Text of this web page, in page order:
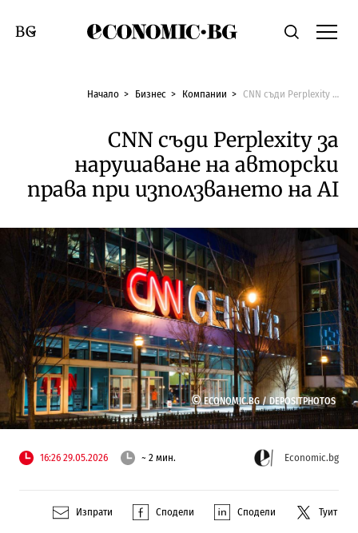
Economic.bgТърсене
Смяна на език
Начало Бизнес Компании CNN съди Perplexity за нарушаване на авторски права при използването на AI
CNN съди Perplexity за
нарушаване на авторски
права при използването на AI
©ECONOMIC.BG / DEPOSITPHOTOS
16:26 29.05.2026 ~ 2 мин. Economic.bg
Изпрати Сподели Сподели Туит